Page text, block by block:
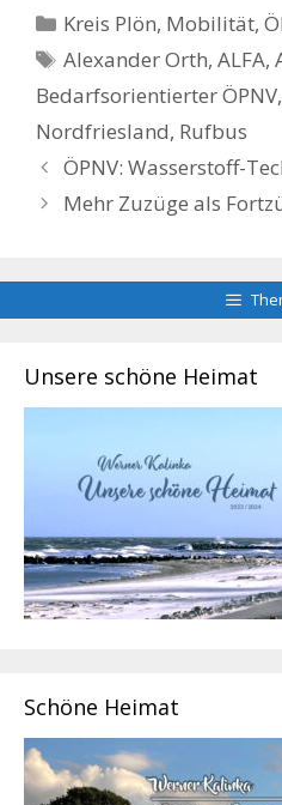
Kategorien
Kreis Plön, Mobilität,
Schlagwörter
Alexander Orth,ALFA,
Bedarfsorientierter ÖPNV,
Nordfriesland, Rufbus
ÖPNV: Wasserstoff-
Mehr Zuzüge als
Unsere schöne Heimat
Schöne Heimat